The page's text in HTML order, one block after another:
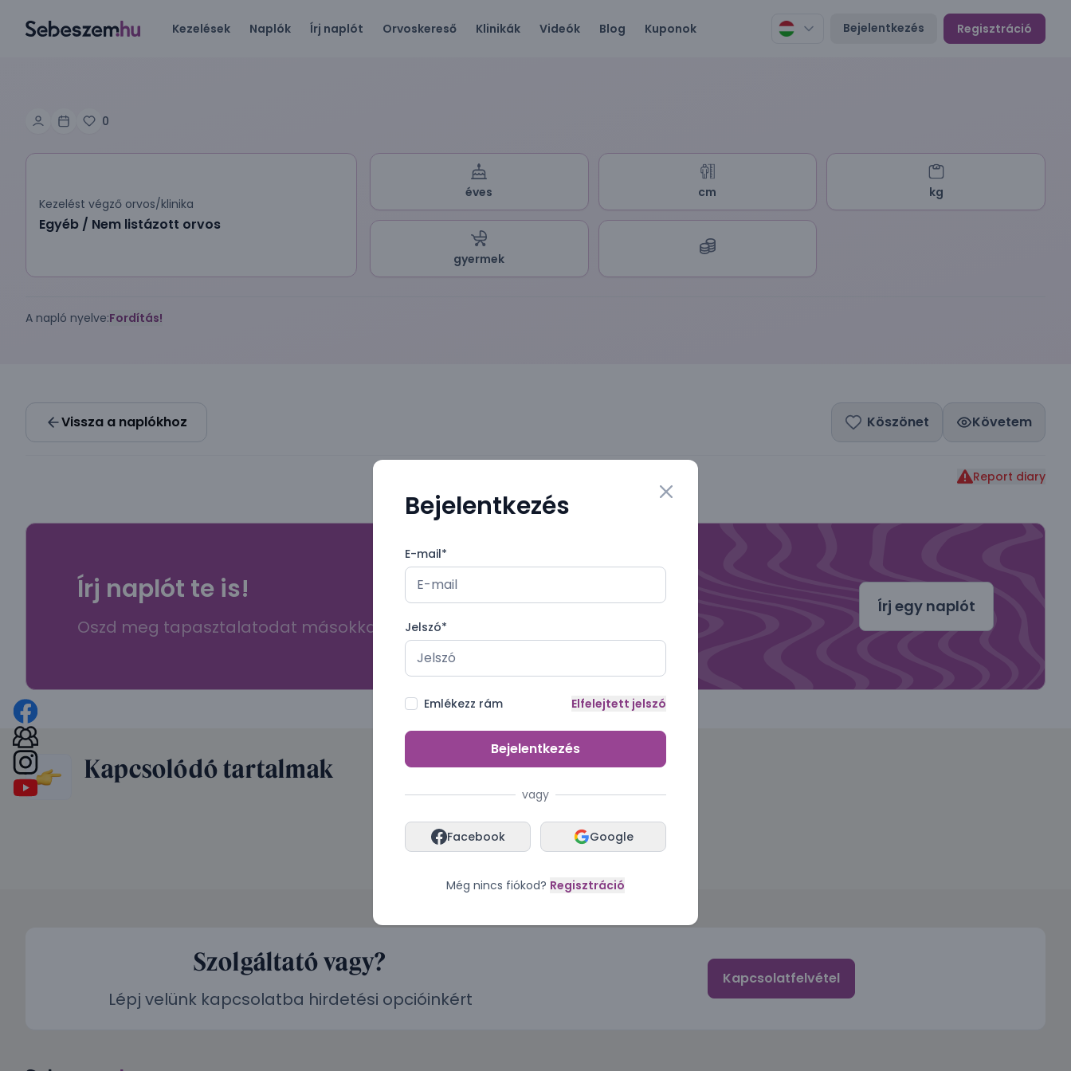
Bejelentkezés Regisztráció
Kezelések Naplók Írj naplót Orvoskereső Klinikák Videók Blog Kuponok
0
Kezelést végző orvos/klinika
Egyéb / Nem listázott orvos
éves cm kg
gyermek
A napló nyelve:Fordítás!
Vissza a naplókhoz Köszönet Követem
Report diary
Írj naplót te is!
Oszd meg tapasztalatodat másokkal
Írj egy naplót
Kapcsolódó tartalmak
Szolgáltató vagy?
Lépj velünk kapcsolatba hirdetési opcióinkért
Kapcsolatfelvétel
Bejelentkezés Close modal
E-mail*
Jelszó*
Emlékezz rám Elfelejtett jelszó
Bejelentkezés
vagy
Facebook Google
Még nincs fiókod? Regisztráció